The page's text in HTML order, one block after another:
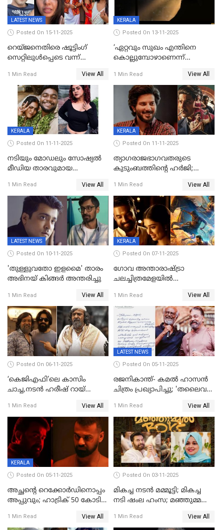
LATEST NEWS
Posted On 15-11-2025
റെയ്ജനെതിരെ ഷൂട്ടിംഗ്
സെറ്റിലുൾപ്പെടെ വന്ന്
ബിയര്‍ കുപ്പി തലയ്ക്ക് അടിച്ച്
പൊട്ടിക്കുമെന്ന്
ഭീഷണി;അശ്ലീല
മെസേജുകളും വെളിപ്പെടുത്തി
മൃദുല വിജയ്
1 Min Read View All
KERALA
Posted On 13-11-2025
‘ഏറ്റവും സുഖം എന്തിനെ
കൊല്ലുമ്പോഴാണെന്ന്
വില്ലത്തരത്തിന്റെ അങ്ങേയറ്റം;
മമ്മൂട്ടി മാജിക്ക്, കളങ്കാവല്‍
ട്രെയിലര്‍ പുറത്ത്
1 Min Read View All
KERALA
Posted On 11-11-2025
നടിയും മോഡലും സോഷ്യൽ
മീഡിയ താരവുമായ
ഇന്ന്‌ നല്ലൊരു ബിസി ഡേ
ആയിരുന്നുവെന്ന് നന്ദിത
ശങ്കര
1 Min Read View All
KERALA
Posted On 11-11-2025
ത്യാഗരാജഭാഗവതരുടെ
കുടുംബത്തിന്റെ ഹര്‍ജി;
ഹൈക്കോടതി നോട്ടീസ്‌
1 Min Read View All
LATEST NEWS
Posted On 10-11-2025
'തുള്ളുവതോ ഇളമൈ' താരം
അഭിനയ് കിങ്ങർ അന്തരിച്ചു
1 Min Read View All
KERALA
Posted On 07-11-2025
ഗോവ അന്താരാഷ്ട്രാ
ചലച്ചിത്രമേളയില്‍
മലയാളത്തില്‍നിന്ന്
ഏകചിത്രമായി 'എആര്‍എം';
1 Min Read View All
Posted On 06-11-2025
‘കെജിഎഫി’ലെ കാസിം
ചാച്ച,നടൻ ഹരീഷ് റായ്
1 Min Read View All
LATEST NEWS
Posted On 05-11-2025
രജനികാന്ത്- കമൽ ഹാസൻ
ചിത്രം പ്രഖ്യാപിച്ചു; 'തലൈവർ
1 Min Read View All
KERALA
Posted On 05-11-2025
അച്ഛന്റെ റെക്കോർഡിനൊപ്പം
അപ്പുവും; ഹാട്രിക് 50 കോടി
മോഹൻലാൽ, 'ഡീയസ്
1 Min Read View All
Posted On 03-11-2025
മികച്ച നടൻ മമ്മൂട്ടി; മികച്ച
നടി ഷംല ഹംസ; മഞ്ഞുമ്മൽ
1 Min Read View All